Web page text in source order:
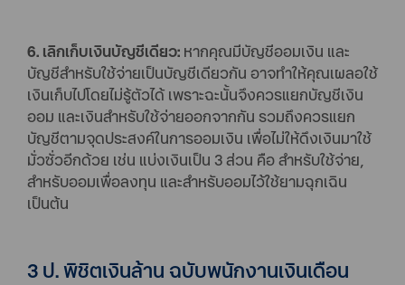
6. เลิกเก็บเงินบัญชีเดียว: หากคุณมีบัญชีออมเงิน และ
บัญชีสำหรับใช้จ่ายเป็นบัญชีเดียวกัน อาจทำให้คุณเผลอใช้
เงินเก็บไปโดยไม่รู้ตัวได้ เพราะฉะนั้นจึงควรแยกบัญชีเงิน
ออม และเงินสำหรับใช้จ่ายออกจากกัน รวมถึงควรแยก
บัญชีตามจุดประสงค์ในการออมเงิน เพื่อไม่ให้ดึงเงินมาใช้
มั่วซั่วอีกด้วย เช่น แบ่งเงินเป็น 3 ส่วน คือ สำหรับใช้จ่าย,
สำหรับออมเพื่อลงทุน และสำหรับออมไว้ใช้ยามฉุกเฉิน
เป็นต้น
3 ป. พิชิตเงินล้าน ฉบับพนักงานเงินเดือน